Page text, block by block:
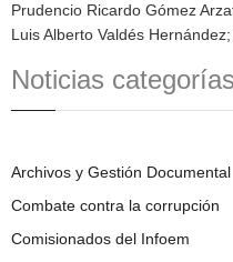
Prudencio Ricardo Gómez
Luis Alberto Valdés
Noticias categorías
Archivos y Gestión Documental
Combate contra la corrupción
Comisionados del Infoem